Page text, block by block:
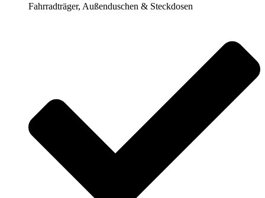
Fahrradträger, Außenduschen & Steckdosen